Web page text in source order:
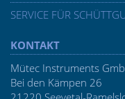
SERVICE FÜR
KONTAKT
Mütec Instruments
Bei den Kämpen 26